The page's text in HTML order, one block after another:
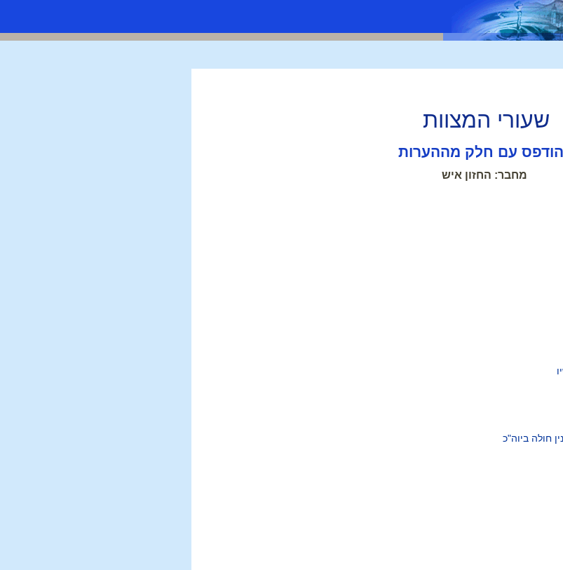
שעורי המצוות
הודפס עם חלק מההערות
מחבר: החזון איש
חולה ביוה"כ